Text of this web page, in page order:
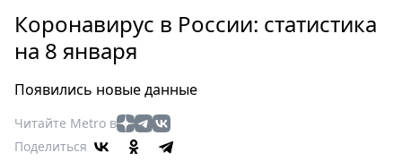
Россия
Мир
Еда
Туризм
Мода
Коронавирус в России: статистика
на 8 января
Появились новые данные
Читайте Metro в
Поделиться